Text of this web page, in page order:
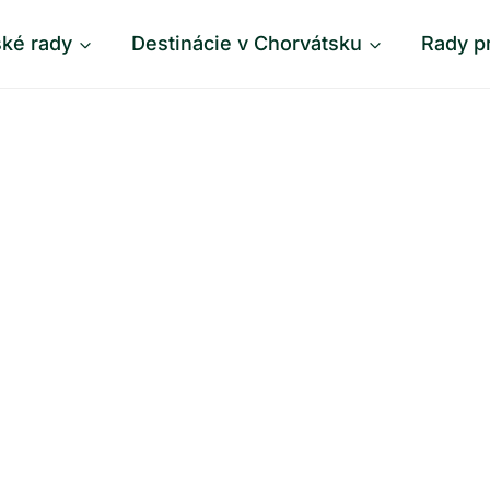
rady Destinácie v Chorvátsku Rady